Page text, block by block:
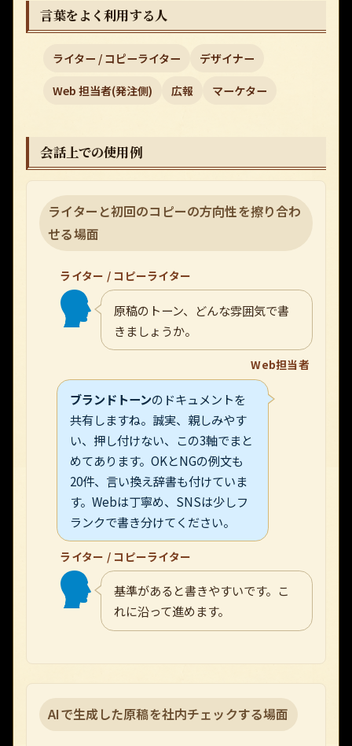
言葉をよく利用する人
ライター / コピーライター デザイナー
Web 担当者(発注側) 広報 マーケター
会話上での使用例
ライターと初回のコピーの方向性を擦り合わ
せる場面
ライター / コピーライター
原稿のトーン、どんな雰囲気で書
きましょうか。
Web担当者
ブランドトーンのドキュメントを
共有しますね。誠実、親しみやす
い、押し付けない、この3軸でまと
めてあります。OKとNGの例文も
20件、言い換え辞書も付けていま
す。Webは丁寧め、SNSは少しフ
ランクで書き分けてください。
ライター / コピーライター
基準があると書きやすいです。こ
れに沿って進めます。
AIで生成した原稿を社内チェックする場面